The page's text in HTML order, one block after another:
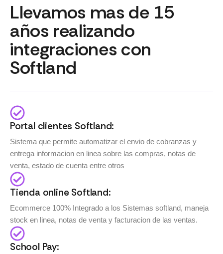
Llevamos mas de 15
años realizando
integraciones con
Softland
Portal clientes Softland:
Sistema que permite automatizar el envio de cobranzas y
entrega informacion en linea sobre las compras, notas de
venta, estado de cuenta entre otros
Tienda online Softland:
Ecommerce 100% Integrado a los Sistemas softland, maneja
stock en linea, notas de venta y facturacion de las ventas.
School Pay: